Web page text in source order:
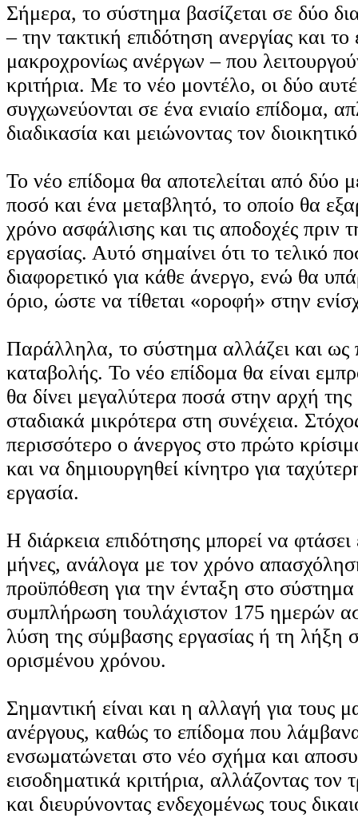
Σήμερα, το σύστημα βασίζεται σε δύο
– την τακτική επιδότηση ανεργίας και το
μακροχρονίως ανέργων – που
κριτήρια. Με το νέο μοντέλο, οι δύο
συγχωνεύονται σε ένα ενιαίο επίδομα,
διαδικασία και μειώνοντας τον
Το νέο επίδομα θα αποτελείται από δύο
ποσό και ένα μεταβλητό, το οποίο θα
χρόνο ασφάλισης και τις αποδοχές πριν
εργασίας. Αυτό σημαίνει ότι το τελικό
διαφορετικό για κάθε άνεργο, ενώ θα
όριο, ώστε να τίθεται «οροφή» στην
Παράλληλα, το σύστημα αλλάζει και ως
καταβολής. Το νέο επίδομα θα είναι
θα δίνει μεγαλύτερα ποσά στην αρχή της
σταδιακά μικρότερα στη συνέχεια.
περισσότερο ο άνεργος στο πρώτο
και να δημιουργηθεί κίνητρο για
εργασία.
Η διάρκεια επιδότησης μπορεί να
μήνες, ανάλογα με τον χρόνο
προϋπόθεση για την ένταξη στο σύστημα
συμπλήρωση τουλάχιστον 175 ημερών
λύση της σύμβασης εργασίας ή τη λήξη
ορισμένου χρόνου.
Σημαντική είναι και η αλλαγή για τους
ανέργους, καθώς το επίδομα που
ενσωματώνεται στο νέο σχήμα και
εισοδηματικά κριτήρια, αλλάζοντας τον
και διευρύνοντας ενδεχομένως τους